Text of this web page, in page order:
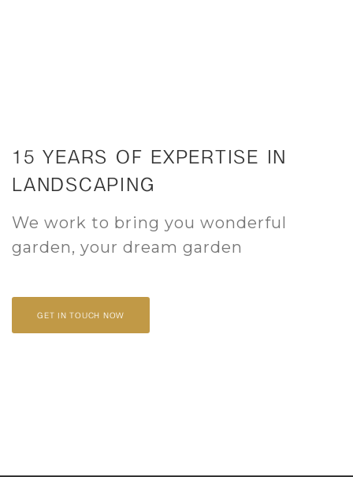
15 YEARS OF EXPERTISE IN
LANDSCAPING
We work to bring you wonderful
garden, your dream garden
GET IN TOUCH NOW